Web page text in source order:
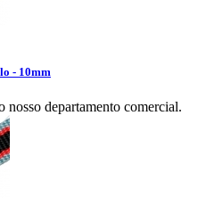
- 10mm
nosso departamento comercial.